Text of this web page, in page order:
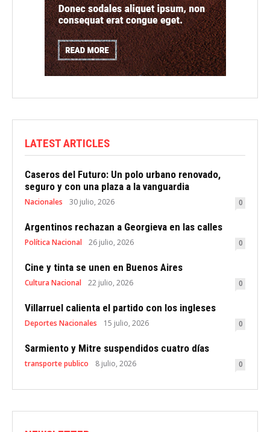
LATEST ARTICLES
Caseros del Futuro: Un polo urbano renovado,
seguro y con una plaza a la vanguardia
Nacionales 30 julio, 2026 0
Argentinos rechazan a Georgieva en las calles
Política Nacional 26 julio, 2026 0
Cine y tinta se unen en Buenos Aires
Cultura Nacional 22 julio, 2026 0
Villarruel calienta el partido con los ingleses
Deportes Nacionales 15 julio, 2026 0
Sarmiento y Mitre suspendidos cuatro días
transporte publico 8 julio, 2026 0